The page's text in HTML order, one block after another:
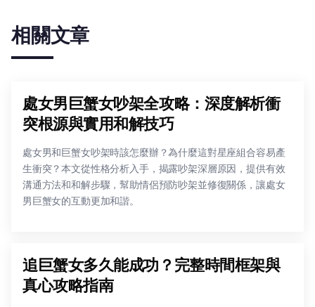
相關文章
處女男巨蟹女吵架全攻略：深度解析衝
突根源與實用和解技巧
處女男和巨蟹女吵架時該怎麼辦？為什麼這對星座組合容易產
生衝突？本文從性格分析入手，揭露吵架深層原因，提供有效
溝通方法和和解步驟，幫助情侶預防吵架並修復關係，讓處女
男巨蟹女的互動更加和諧。
追巨蟹女多久能成功？完整時間框架與
真心攻略指南